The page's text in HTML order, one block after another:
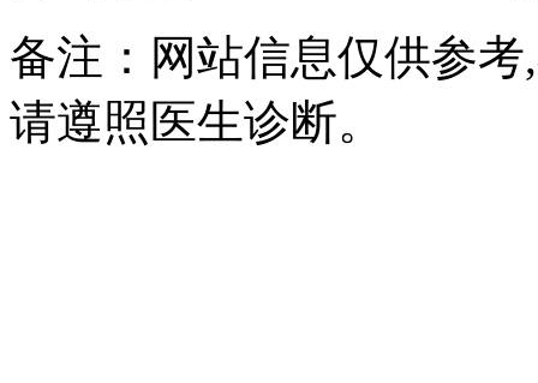
备注：网站信息仅供参
请遵照医生诊断。